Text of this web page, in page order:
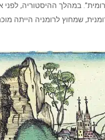
במהלך ההיסטוריה, לפני
שמחוץ לרומניה הייתה